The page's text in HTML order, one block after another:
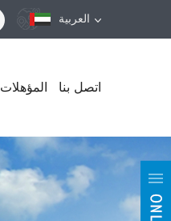
العربية
اتصل بنا